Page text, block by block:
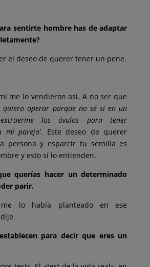
sentirte hombre has de adaptar
el deseo de querer tener un pene.
me lo vendieron así. A no ser que
quiero operar porque no sé si en un
los óvulos para tener
mi pareja’. Este deseo de querer
persona y esparcir tu semilla es
y esto sí lo entienden.
querías hacer un determinado
parir.
lo había planteado en ese
para decir que eres un